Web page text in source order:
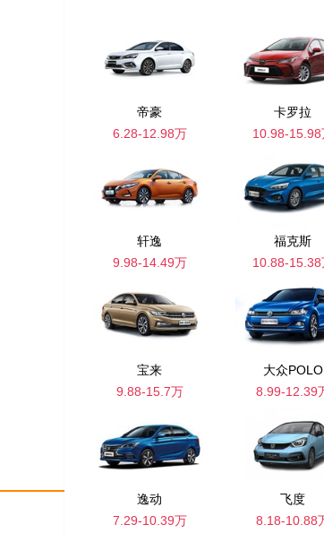
帝豪
6.28-12.98万
卡罗拉
10.98-15.98
轩逸
9.98-14.49万
福克斯
10.88-15.38
宝来
9.88-15.7万
大众POLO
8.99-12.39
逸动
7.29-10.39万
飞度
8.18-10.88